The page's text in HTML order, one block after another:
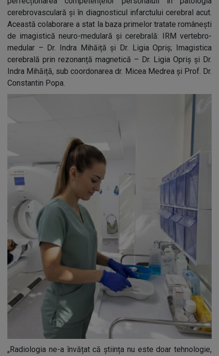
cerebrovasculară și în diagnosticul infarctului cerebral acut.
Această colaborare a stat la baza primelor tratate românești
de imagistică neuro-medulară și cerebrală: IRM vertebro-
medular – Dr. Indra Mihăiță și Dr. Ligia Opriș; Imagistica
cerebrală prin rezonanță magnetică – Dr. Ligia Opriș și Dr.
Indra Mihăiță, sub coordonarea dr. Micea Medrea și Prof. Dr.
Constantin Popa.
„Radiologia ne-a învățat că știința nu este doar tehnologie,